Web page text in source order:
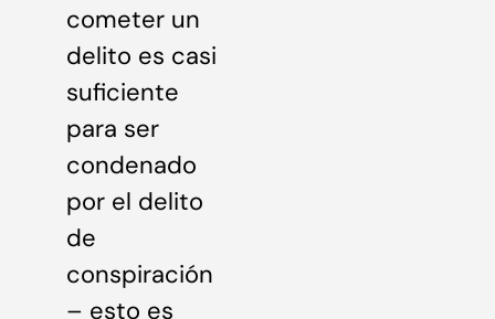
cometer un
delito es casi
suficiente
para ser
condenado
por el delito
de
conspiración
– esto es